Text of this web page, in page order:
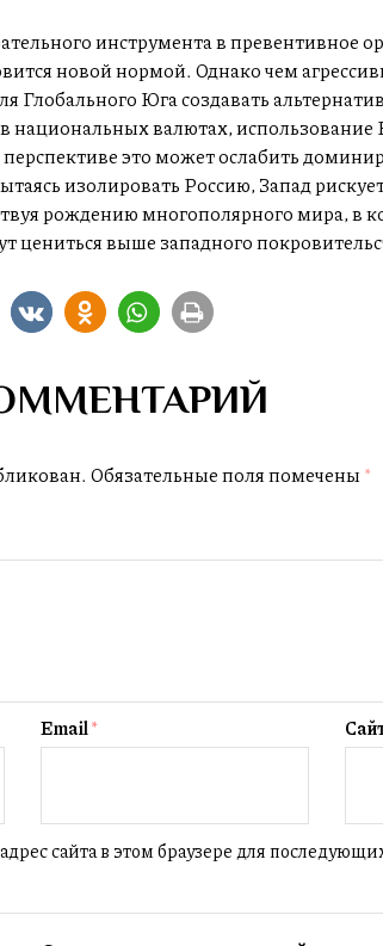
инструмента в превентивное
новой нормой. Однако чем
Глобального Юга создавать
национальных валютах,
это может ослабить
изолировать Россию, Запад
рождению многополярного мира, в
цениться выше западного
Обязательные поля помечены *
Email*
сайта в этом браузере для